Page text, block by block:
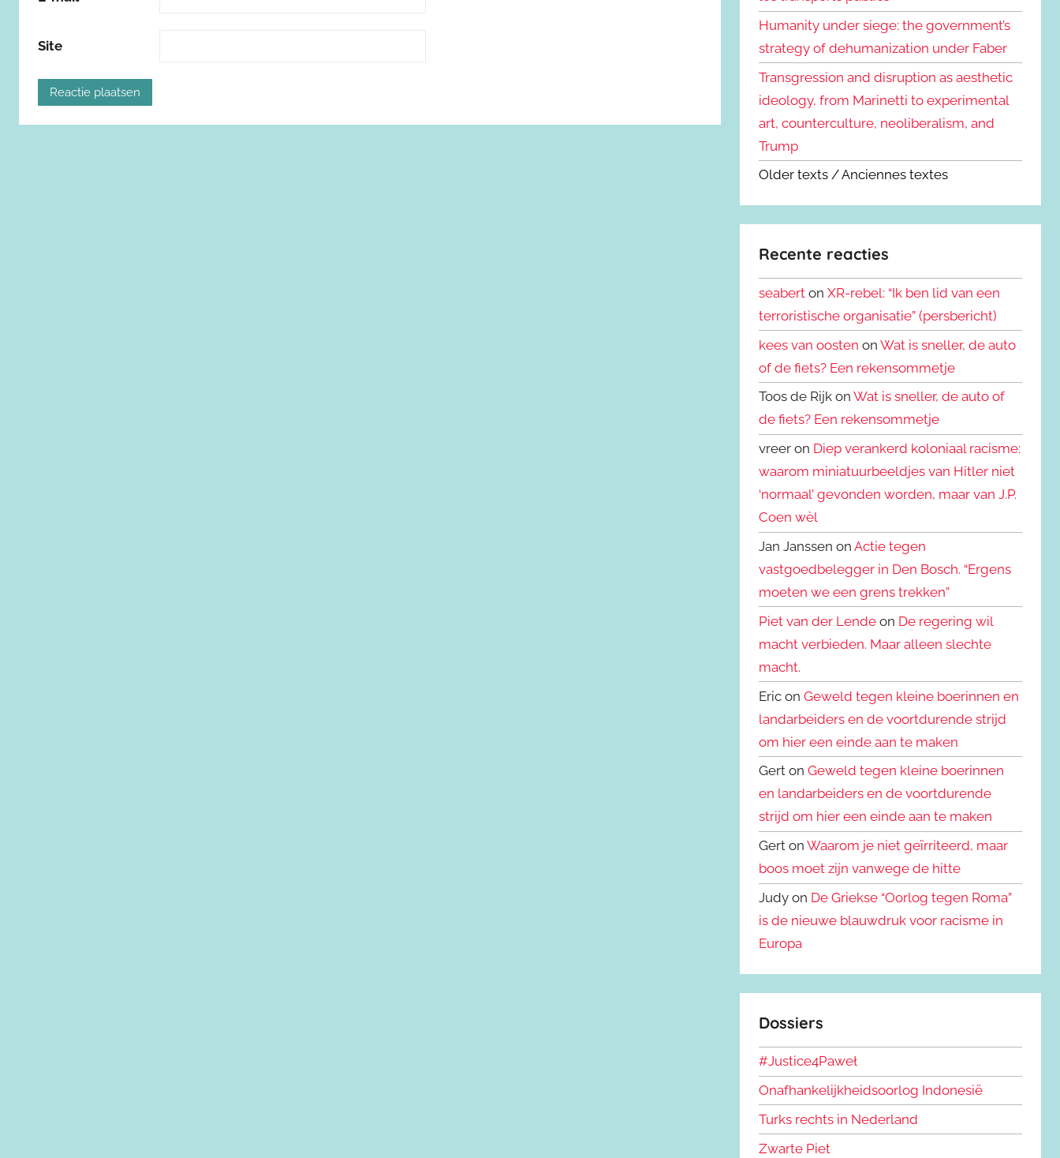
Site
Humanity under siege: the government’s
strategy of dehumanization under Faber
Transgression and disruption as aesthetic
ideology, from Marinetti to experimental
art, counterculture, neoliberalism, and
Trump
Older texts / Anciennes textes
Recente reacties
seabert onXR-rebel: “Ik ben lid van een
terroristische organisatie” (persbericht)
kees van oosten onWat is sneller, de auto
of de fiets? Een rekensommetje
Toos de Rijk onWat is sneller, de auto of
de fiets? Een rekensommetje
vreer on Diep verankerd koloniaal racisme:
waarom miniatuurbeeldjes van Hitler niet
‘normaal’ gevonden worden, maar van J.P.
Coen wèl
Jan Janssen onActie tegen
vastgoedbelegger in Den Bosch. “Ergens
moeten we een grens trekken”
Piet van der Lende on De regering wil
macht verbieden. Maar alleen slechte
macht.
Eric onGeweld tegen kleine boerinnen en
landarbeiders en de voortdurende strijd
om hier een einde aan te maken
Gert onGeweld tegen kleine boerinnen
en landarbeiders en de voortdurende
strijd om hier een einde aan te maken
Gert onWaarom je niet geïrriteerd, maar
boos moet zijn vanwege de hitte
Judy on De Griekse “Oorlog tegen Roma”
is de nieuwe blauwdruk voor racisme in
Europa
Dossiers
#Justice4Paweł
Onafhankelijkheidsoorlog Indonesië
Turks rechts in Nederland
Zwarte Piet